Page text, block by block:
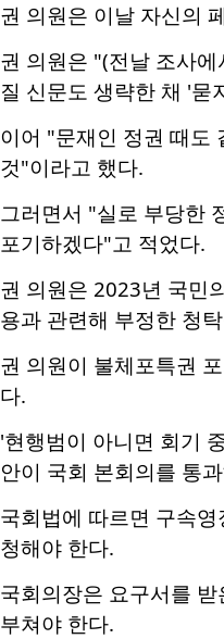
권 의원은 이날 자신의
권 의원은 "(전날 조사
질 신문도 생략한 채 '묻
이어 "문재인 정권 때도
것"이라고 했다.
그러면서 "실로 부당한
포기하겠다"고 적었다.
권 의원은 2023년 국민
용과 관련해 부정한 청
권 의원이 불체포특권
다.
'현행범이 아니면 회기
안이 국회 본회의를 통
국회법에 따르면 구속
청해야 한다.
국회의장은 요구서를
부쳐야 한다.